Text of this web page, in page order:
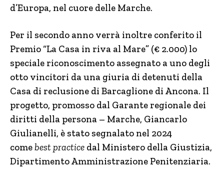
d’Europa, nel cuore delle Marche.
Per il secondo anno verrà inoltre conferito il
Premio “La Casa in riva al Mare” (€ 2.000) lo
speciale riconoscimento assegnato a uno degli
otto vincitori da una giuria di detenuti della
Casa di reclusione di Barcaglione di Ancona. Il
progetto, promosso dal Garante regionale dei
diritti della persona – Marche, Giancarlo
Giulianelli, è stato segnalato nel 2024
comebest practice dal Ministero della Giustizia,
Dipartimento Amministrazione Penitenziaria.